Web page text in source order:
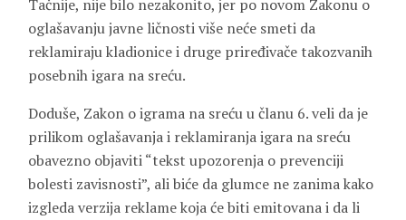
Tačnije, nije bilo nezakonito, jer po novom Zakonu o
oglašavanju javne ličnosti više neće smeti da
reklamiraju kladionice i druge priređivače takozvanih
posebnih igara na sreću.
Doduše, Zakon o igrama na sreću u članu 6. veli da je
prilikom oglašavanja i reklamiranja igara na sreću
obavezno objaviti “tekst upozorenja o prevenciji
bolesti zavisnosti”, ali biće da glumce ne zanima kako
izgleda verzija reklame koja će biti emitovana i da li